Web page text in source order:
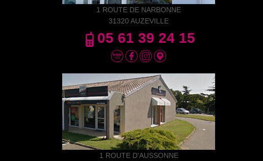
1 ROUTE DE NARBONNE
31320 AUZEVILLE
05 61 39 24 15
1 ROUTE D'AUSSONNE